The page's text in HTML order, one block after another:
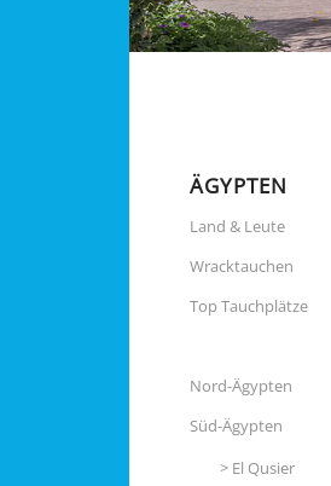
ÄGYPTEN
Land & Leute
Wracktauchen
Top Tauchplätze
Nord-Ägypten
Süd-Ägypten
El Qusier